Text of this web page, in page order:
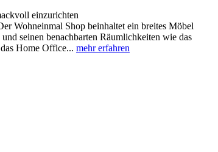
einzurichten
Wohneinmal Shop beinhaltet ein breites Möbel
seinen benachbarten Räumlichkeiten wie das
Home Office... mehr erfahren